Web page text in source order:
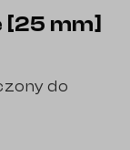
mm]
do